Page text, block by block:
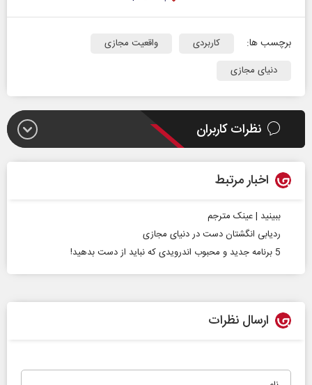
برچسب ها: کاربردی
واقعیت مجازی
دنیای مجازی
نظرات کاربران
اخبار مرتبط
ببینید | عینک مترجم
ردیابی انگشتان دست در دنیای مجازی
5 برنامه جدید و محبوب اندرویدی که نباید از دست بدهید!
ارسال نظرات